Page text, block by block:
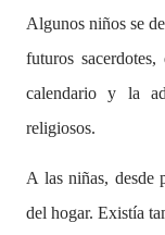
Algunos niños se
futuros sacerdotes,
calendario y la
religiosos.
A las niñas, desde
del hogar. Existía